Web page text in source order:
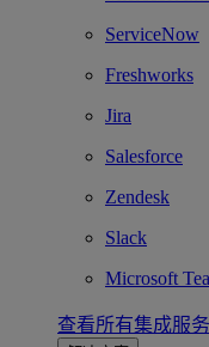
ServiceNow
Freshworks
Jira
Salesforce
Zendesk
Slack
Microsoft
查看所有集成服务